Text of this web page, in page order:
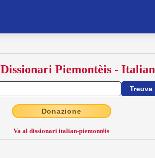
Dissionari Piemontèis - Italian
Donazione
Va al dissionari italian-piemontèis